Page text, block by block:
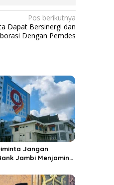
Pos berikutnya
Dapat Bersinergi dan
Dengan Pemdes
Jangan
Jambi Menjamin